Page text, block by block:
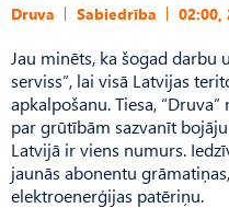
Druva Sabiedrība 02:00,
Jau minēts, ka šogad darbu
serviss”, lai visā Latvijas
apkalpošanu. Tiesa,
par grūtībām sazvanīt
Latvijā ir viens numurs.
jaunās abonentu
elektroenerģijas patēriņu.